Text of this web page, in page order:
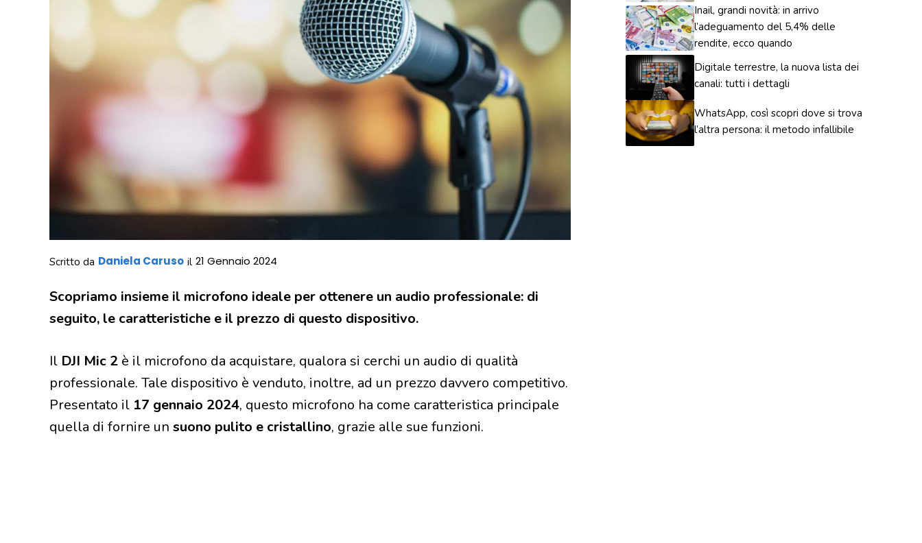
Scritto da Daniela Caruso il 21 Gennaio 2024
Scopriamo insieme il microfono ideale per ottenere un audio professionale: di
seguito, le caratteristiche e il prezzo di questo dispositivo.
Il DJI Mic 2 è il microfono da acquistare, qualora si cerchi un audio di qualità
professionale. Tale dispositivo è venduto, inoltre, ad un prezzo davvero competitivo.
Presentato il 17 gennaio 2024, questo microfono ha come caratteristica principale
quella di fornire un suono pulito e cristallino, grazie alle sue funzioni.
Inail, grandi novità: in arrivo
l’adeguamento del 5,4% delle
rendite, ecco quando
Digitale terrestre, la nuova lista dei
canali: tutti i dettagli
WhatsApp, così scopri dove si trova
l’altra persona: il metodo infallibile